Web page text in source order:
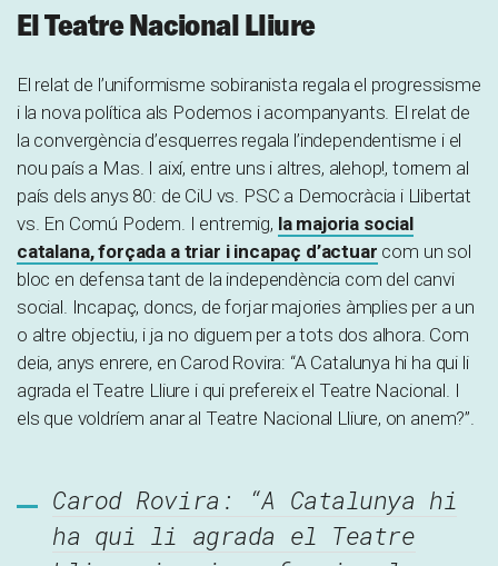
El Teatre Nacional Lliure
El relat de l’uniformisme sobiranista regala el progressisme
i la nova política als Podemos i acompanyants. El relat de
la convergència d’esquerres regala l’independentisme i el
nou país a Mas. I així, entre uns i altres, alehop!, tornem al
país dels anys 80: de CiU vs. PSC a Democràcia i Llibertat
vs. En Comú Podem. I entremig, la majoria social
catalana, forçada a triar i incapaç d’actuar com un sol
bloc en defensa tant de la independència com del canvi
social. Incapaç, doncs, de forjar majories àmplies per a un
o altre objectiu, i ja no diguem per a tots dos alhora. Com
deia, anys enrere, en Carod Rovira: “A Catalunya hi ha qui li
agrada el Teatre Lliure i qui prefereix el Teatre Nacional. I
els que voldríem anar al Teatre Nacional Lliure, on anem?”.
Carod Rovira: “A Catalunya hi
ha qui li agrada el Teatre